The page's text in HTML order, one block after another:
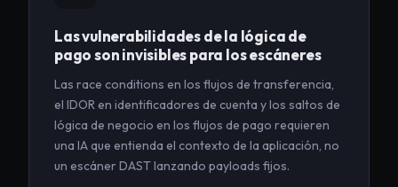
Las vulnerabilidades de la lógica de
pago son invisibles para los escáneres
Las race conditions en los flujos de transferencia,
el IDOR en identificadores de cuenta y los saltos de
lógica de negocio en los flujos de pago requieren
una IA que entienda el contexto de la aplicación, no
un escáner DAST lanzando payloads fijos.